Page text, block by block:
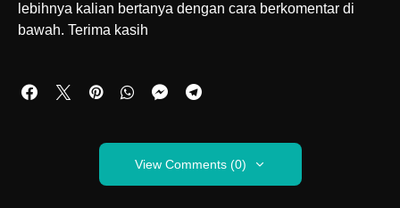
lebihnya kalian bertanya dengan cara berkomentar di
bawah. Terima kasih
View Comments (0)